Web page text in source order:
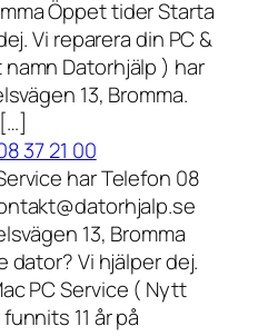
Öppet tider Starta
Vi reparera din PC &
Datorhjälp ) har
13, Bromma.
37 21 00
har Telefon 08
13, Bromma
Vi hjälper dej.
PC Service ( Nytt
11 år på